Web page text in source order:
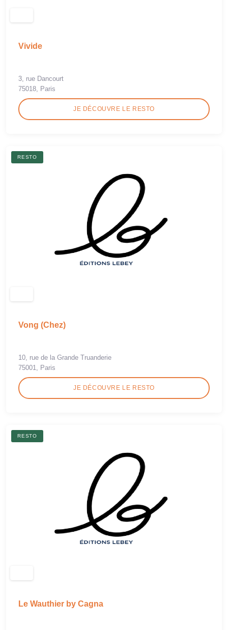
Vivide
3, rue Dancourt
75018, Paris
JE DÉCOUVRE LE RESTO
RESTO
Vong (Chez)
10, rue de la Grande Truanderie
75001, Paris
JE DÉCOUVRE LE RESTO
RESTO
Le Wauthier by Cagna